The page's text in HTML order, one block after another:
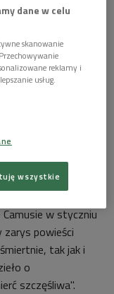
Naci Yavuz
w styczniu
zarys powieści
tak jak i
o
szczęśliwa".
dane w celu
skanowanie
reklamy i
usług.
wszystkie